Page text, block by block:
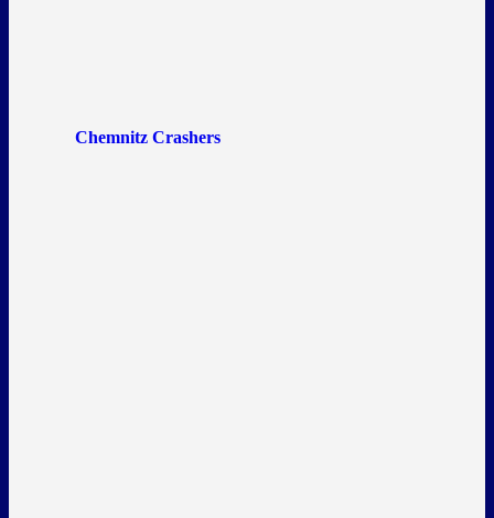
Chemnitz Crashers